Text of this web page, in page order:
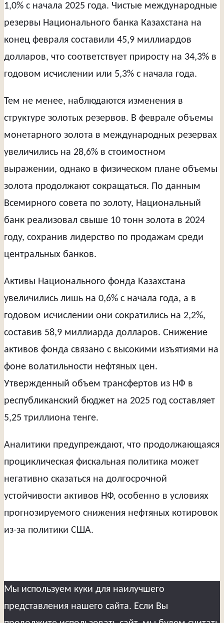
1,0% с начала 2025 года. Чистые международные
резервы Национального банка Казахстана на
конец февраля составили 45,9 миллиардов
долларов, что соответствует приросту на 34,3% в
годовом исчислении или 5,3% с начала года.
Тем не менее, наблюдаются изменения в
структуре золотых резервов. В феврале объемы
монетарного золота в международных резервах
увеличились на 28,6% в стоимостном
выражении, однако в физическом плане объемы
золота продолжают сокращаться. По данным
Всемирного совета по золоту, Национальный
банк реализовал свыше 10 тонн золота в 2024
году, сохранив лидерство по продажам среди
центральных банков.
Активы Национального фонда Казахстана
увеличились лишь на 0,6% с начала года, а в
годовом исчислении они сократились на 2,2%,
составив 58,9 миллиарда долларов. Снижение
активов фонда связано с высокими изъятиями на
фоне волатильности нефтяных цен.
Утвержденный объем трансфертов из НФ в
республиканский бюджет на 2025 год составляет
5,25 триллиона тенге.
Аналитики предупреждают, что продолжающаяся
проциклическая фискальная политика может
негативно сказаться на долгосрочной
устойчивости активов НФ, особенно в условиях
прогнозируемого снижения нефтяных котировок
из-за политики США.
Мы используем куки для наилучшего
представления нашего сайта. Если Вы